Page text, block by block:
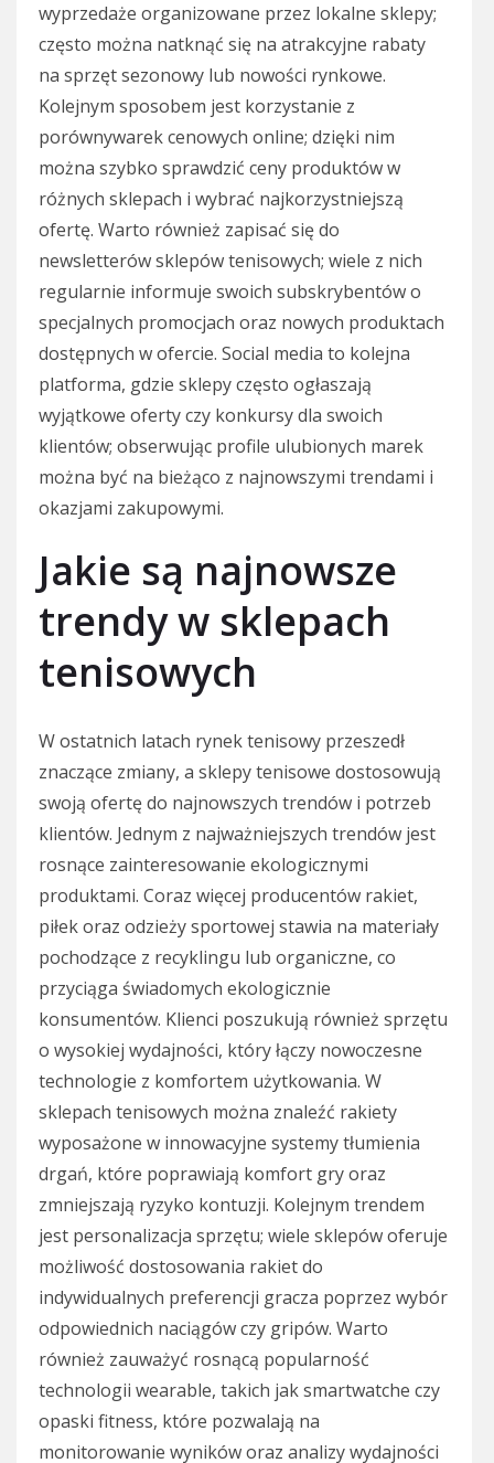
wyprzedaże organizowane przez lokalne sklepy;
często można natknąć się na atrakcyjne rabaty
na sprzęt sezonowy lub nowości rynkowe.
Kolejnym sposobem jest korzystanie z
porównywarek cenowych online; dzięki nim
można szybko sprawdzić ceny produktów w
różnych sklepach i wybrać najkorzystniejszą
ofertę. Warto również zapisać się do
newsletterów sklepów tenisowych; wiele z nich
regularnie informuje swoich subskrybentów o
specjalnych promocjach oraz nowych produktach
dostępnych w ofercie. Social media to kolejna
platforma, gdzie sklepy często ogłaszają
wyjątkowe oferty czy konkursy dla swoich
klientów; obserwując profile ulubionych marek
można być na bieżąco z najnowszymi trendami i
okazjami zakupowymi.
Jakie są najnowsze
trendy w sklepach
tenisowych
W ostatnich latach rynek tenisowy przeszedł
znaczące zmiany, a sklepy tenisowe dostosowują
swoją ofertę do najnowszych trendów i potrzeb
klientów. Jednym z najważniejszych trendów jest
rosnące zainteresowanie ekologicznymi
produktami. Coraz więcej producentów rakiet,
piłek oraz odzieży sportowej stawia na materiały
pochodzące z recyklingu lub organiczne, co
przyciąga świadomych ekologicznie
konsumentów. Klienci poszukują również sprzętu
o wysokiej wydajności, który łączy nowoczesne
technologie z komfortem użytkowania. W
sklepach tenisowych można znaleźć rakiety
wyposażone w innowacyjne systemy tłumienia
drgań, które poprawiają komfort gry oraz
zmniejszają ryzyko kontuzji. Kolejnym trendem
jest personalizacja sprzętu; wiele sklepów oferuje
możliwość dostosowania rakiet do
indywidualnych preferencji gracza poprzez wybór
odpowiednich naciągów czy gripów. Warto
również zauważyć rosnącą popularność
technologii wearable, takich jak smartwatche czy
opaski fitness, które pozwalają na
monitorowanie wyników oraz analizy wydajności